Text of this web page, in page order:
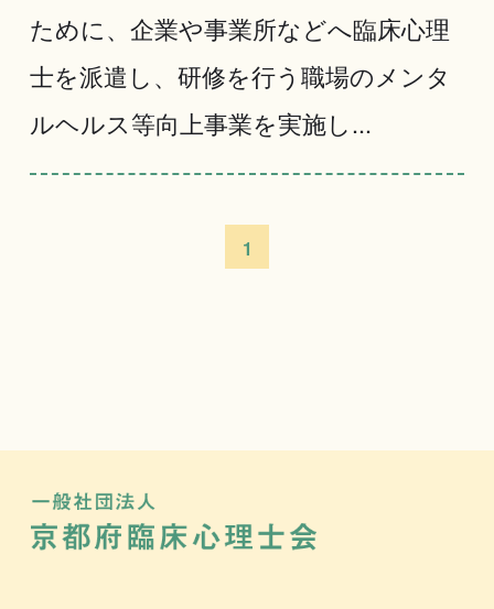
ために、企業や事業所などへ臨床心理
士を派遣し、研修を行う職場のメンタ
ルヘルス等向上事業を実施し...
1